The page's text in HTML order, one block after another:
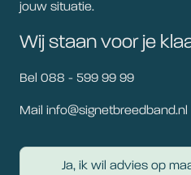
jouw situatie.
Wij staan voor je
Bel 088 - 599 99 99
Mail info@signetbreedband.nl
Ja, ik wil advies op